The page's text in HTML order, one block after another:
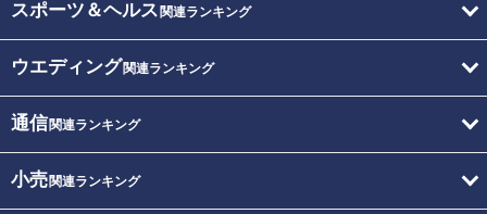
スポーツ＆ヘルス 関連ランキング
ウエディング関連ランキング
通信関連ランキング
小売関連ランキング